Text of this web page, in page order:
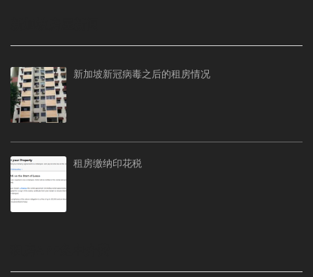
新加坡新冠病毒之后的租房情况
租房缴纳印花税